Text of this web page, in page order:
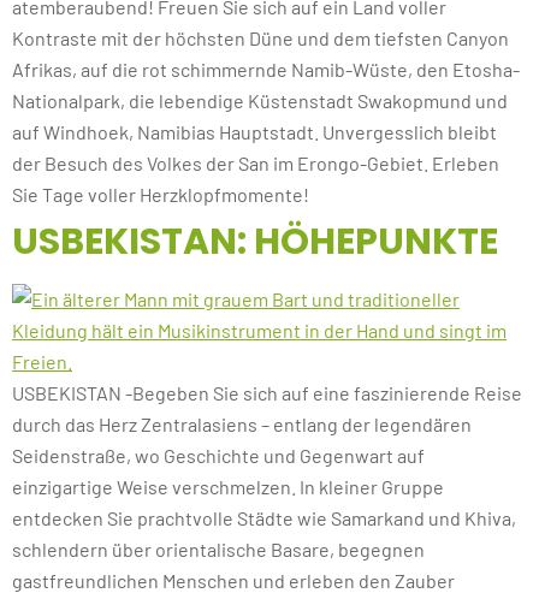
atemberaubend! Freuen Sie sich auf ein Land voller
Kontraste mit der höchsten Düne und dem tiefsten Canyon
Afrikas, auf die rot schimmernde Namib-Wüste, den Etosha-
Nationalpark, die lebendige Küstenstadt Swakopmund und
auf Windhoek, Namibias Hauptstadt. Unvergesslich bleibt
der Besuch des Volkes der San im Erongo-Gebiet. Erleben
Sie Tage voller Herzklopfmomente!
USBEKISTAN: HÖHEPUNKTE
USBEKISTAN -Begeben Sie sich auf eine faszinierende Reise
durch das Herz Zentralasiens – entlang der legendären
Seidenstraße, wo Geschichte und Gegenwart auf
einzigartige Weise verschmelzen. In kleiner Gruppe
entdecken Sie prachtvolle Städte wie Samarkand und Khiva,
schlendern über orientalische Basare, begegnen
gastfreundlichen Menschen und erleben den Zauber